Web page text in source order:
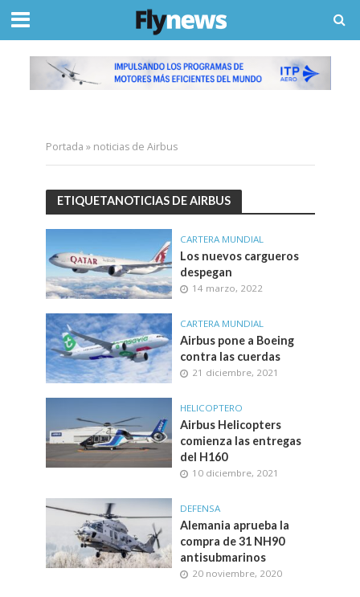
Portada » noticias de Airbus
ETIQUETANOTICIAS DE AIRBUS
CARTERA MUNDIAL
Los nuevos cargueros
despegan
14 marzo, 2022
CARTERA MUNDIAL
Airbus pone a Boeing
contra las cuerdas
21 diciembre, 2021
HELICOPTERO
Airbus Helicopters
comienza las entregas
del H160
10 diciembre, 2021
DEFENSA
Alemania aprueba la
compra de 31 NH90
antisubmarinos
20 noviembre, 2020